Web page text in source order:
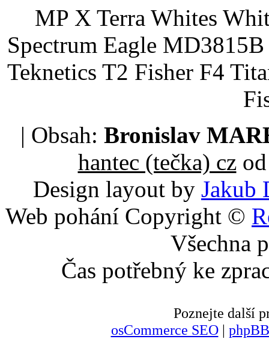
MP X Terra Whites
Spectrum Eagle
Teknetics T2 Fisher F4
| Obsah: Bronislav
hantec (tečka) czod
Design layout by Jakub
Web pohání Copyright ©
Všechna
Čas potřebný ke
Poznejte další
osCommerce SEO|